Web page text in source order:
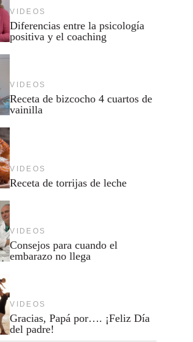
VIDEOS
Diferencias entre la psicología
positiva y el coaching
VIDEOS
Receta de bizcocho 4 cuartos de
vainilla
VIDEOS
Receta de torrijas de leche
VIDEOS
Consejos para cuando el
embarazo no llega
VIDEOS
Gracias, Papá por…. ¡Feliz Día
del padre!